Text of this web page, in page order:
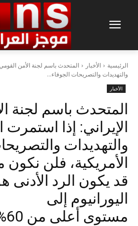
الرئيسية الأخبار
المتحدث باسم لجنة الأمن
والتهديدات والتصريحات الجوفاء...
الأخبار
المتحدث باسم لجنة
الإيراني: إذا استمرت
والتهديدات
الأمريكية، فلن نكون
قد يكون الرد
اليورانيوم إلى
مستوى أعلى من 60%